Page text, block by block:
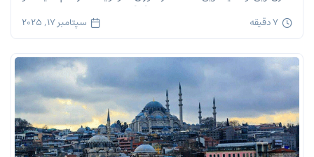
تصویری بی‌نظیر از استانبول معاصر را به […]
7 دقیقه سپتامبر 17, 2025